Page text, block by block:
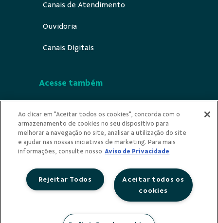
Canais de Atendimento
Ouvidoria
Canais Digitais
Acesse também
Indícios de Ilícitude
Privacidade
Ao clicar em "Aceitar todos os cookies", concorda com o
armazenamento de cookies no seu dispositivo para
melhorar a navegação no site, analisar a utilização do site
e ajudar nas nossas iniciativas de marketing. Para mais
informações, consulte nosso Aviso de Privacidade
Aceitar todos os
cookies
Rejeitar Todos